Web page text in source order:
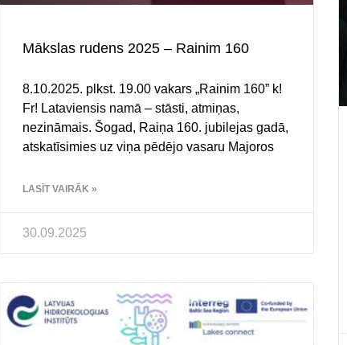
Mākslas rudens 2025 – Rainim 160
8.10.2025. plkst. 19.00 vakars „Rainim 160” k!
Fr! Lataviensis namā – stāsti, atmiņas,
nezināmais. Šogad, Raiņa 160. jubilejas gadā,
atskatīsimies uz viņa pēdējo vasaru Majoros
LASĪT VAIRĀK »
30.09.2025